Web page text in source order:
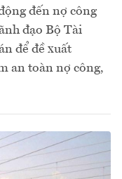
đến nợ công
đạo Bộ Tài
để đề xuất
an toàn nợ công,